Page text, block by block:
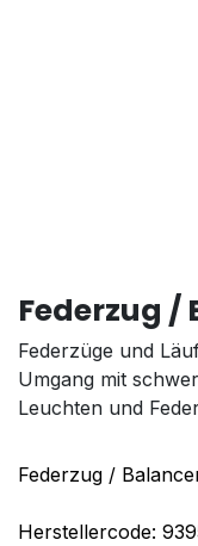
Federzug /
Federzüge und
Umgang mit
Leuchten und
Federzug /
Herstellercode: